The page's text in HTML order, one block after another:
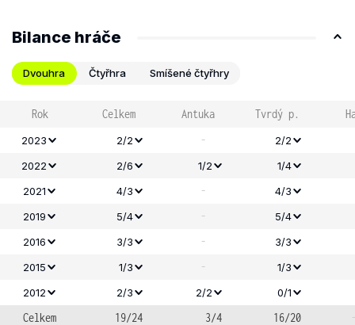
Bilance hráče
Dvouhra Čtyřhra Smíšené čtyřhry
Rok Celkem Antuka Tvrdý p.
2023 2/2 -
2/2
2022
2/6 1/2
1/4
2021
4/3 -
4/3
2019
5/4 -
5/4
2016
3/3 -
3/3
2015
1/3 -
1/3
2012
2/3 2/2 0/1
Celkem 19/24 3/4 16/20